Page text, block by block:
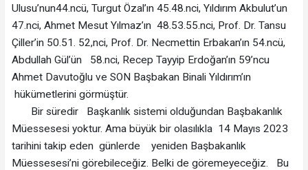
Ulusu’nun44.ncü, Turgut Özal’ın 45.48.nci, Yıldırım Akbulut’un
47.nci, Ahmet Mesut Yılmaz’ın 48.53.55.nci, Prof. Dr. Tansu
Çiller’in 50.51. 52,nci, Prof. Dr. Necmettin Erbakan’ın 54.ncü,
Abdullah Gül’ün 58.nci, Recep Tayyip Erdoğan’ın 59’ncu
Ahmet Davutoğlu ve SON Başbakan Binali Yıldırım’ın
hükümetlerini görmüştür.
Bir süredir Başkanlık sistemi olduğundan Başbakanlık
Müessesesi yoktur. Ama büyük bir olasılıkla 14 Mayıs 2023
tarihini takip eden günlerde yeniden Başbakanlık
Müessesesi’ni görebileceğiz. Belki de göremeyeceğiz. Bu